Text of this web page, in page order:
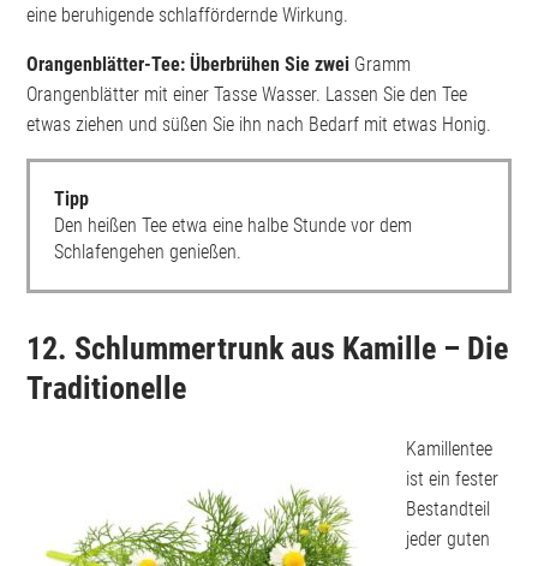
eine beruhigende schlaffördernde Wirkung.
Orangenblätter-Tee: Überbrühen Sie zwei Gramm
Orangenblätter mit einer Tasse Wasser. Lassen Sie den Tee
etwas ziehen und süßen Sie ihn nach Bedarf mit etwas Honig.
Tipp
Den heißen Tee etwa eine halbe Stunde vor dem
Schlafengehen genießen.
12. Schlummertrunk aus Kamille – Die
Traditionelle
Kamillentee
ist ein fester
Bestandteil
jeder guten